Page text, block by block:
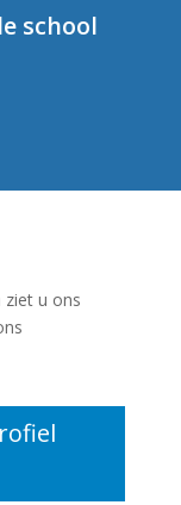
school
ziet u ons